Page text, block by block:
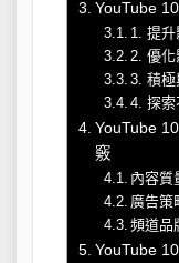
YouTube
1. 提
2. 優化
3. 積極
4. 探索
YouTube
竅
內容質
廣告策
頻道品
YouTube